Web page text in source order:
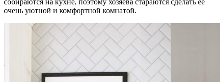
очень уютной и комфортной комнатой.